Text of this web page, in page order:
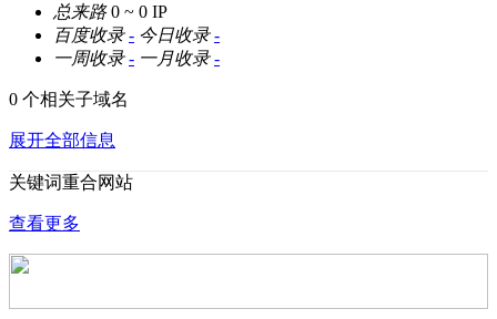
总来路 0 ~ 0 IP
百度收录 - 今日收录 -
一周收录 - 一月收录 -
0 个相关子域名
展开全部信息
关键词重合网站
查看更多